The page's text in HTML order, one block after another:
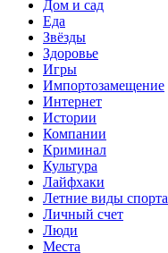
Дом и сад
Еда
Звёзды
Здоровье
Игры
Импортозамещение
Интернет
Истории
Компании
Криминал
Культура
Лайфхаки
Летние виды спорта
Личный счет
Люди
Места